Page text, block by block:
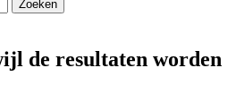
de resultaten worden